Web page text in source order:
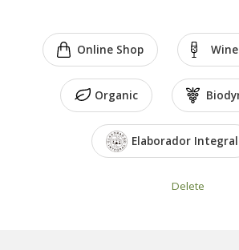
Online Shop
Organic
Elaborador Integral
Delete